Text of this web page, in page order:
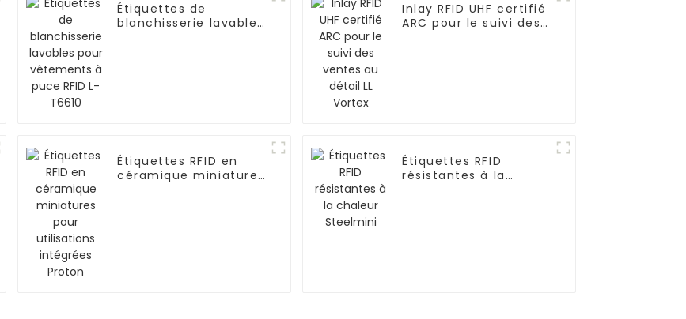
Étiquettes de
blanchisserie lavables
Inlay RFID UHF certifié
ARC pour le suivi des
Étiquettes RFID en
céramique miniatures
Étiquettes RFID
résistantes à la